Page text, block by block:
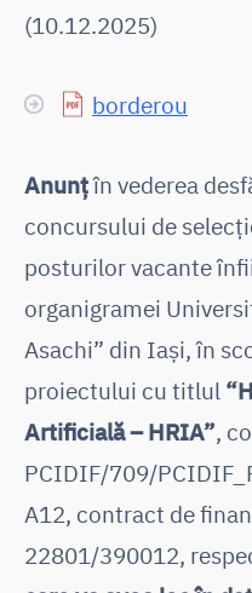
(10.12.2025)
borderou
Anunțîn vederea
concursului de
posturilor vacante
organigramei
Asachi” din Iași, în
proiectului cu titlul
Artificială – HRIA”,
PCIDIF/709/
A12, contract de
22801/390012,